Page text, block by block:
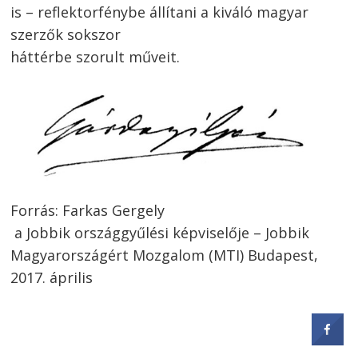
is – reflektorfénybe állítani a kiváló magyar
szerzők sokszor
háttérbe szorult műveit.
Forrás: Farkas Gergely
a Jobbik országgyűlési képviselője – Jobbik
Magyarországért Mozgalom (MTI) Budapest,
2017. április